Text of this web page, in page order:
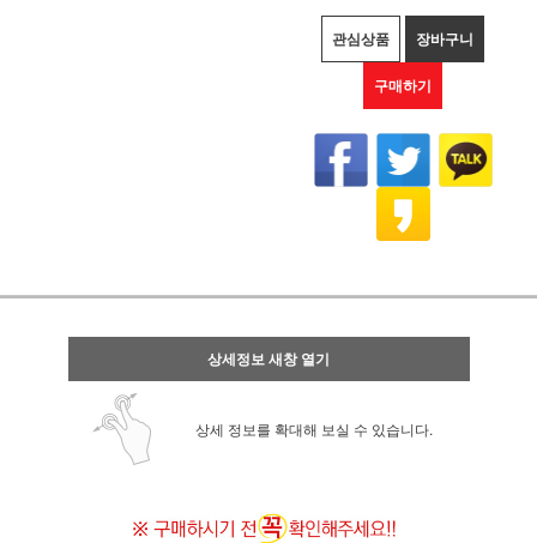
관심상품 장바구니
구매하기
상세정보 새창 열기
상세 정보를 확대해 보실 수 있습니다.